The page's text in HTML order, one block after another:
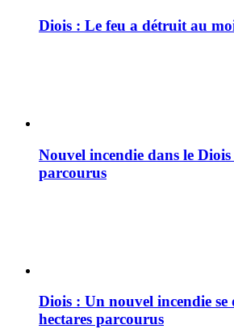
Diois : Le feu a détruit au
Nouvel incendie dans le Diois
parcourus
Diois : Un nouvel incendie se
hectares parcourus